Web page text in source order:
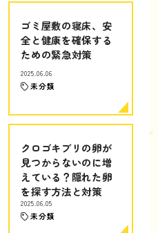
ゴミ屋敷の寝床、安
全と健康を確保する
ための緊急対策
2025.06.06
未分類
クロゴキブリの卵が
見つからないのに増
えている？隠れた卵
を探す方法と対策
2025.06.05
未分類